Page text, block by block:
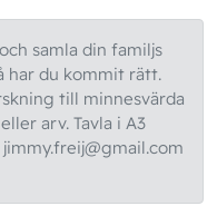
samla din familjs
har du kommit rätt.
till minnesvärda
arv. Tavla i A3